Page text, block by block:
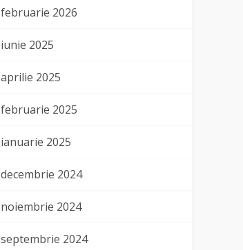
februarie 2026
iunie 2025
aprilie 2025
februarie 2025
ianuarie 2025
decembrie 2024
noiembrie 2024
septembrie 2024